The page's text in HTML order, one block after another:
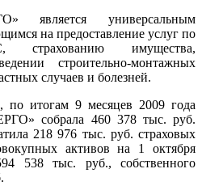
универсальным
на предоставление услуг по
страхованию имущества,
строительно-монтажных
случаев и болезней.
итогам 9 месяцев 2009 года
собрала 460 378 тыс. руб.
218 976 тыс. руб. страховых
активов на 1 октября
538 тыс. руб., собственного